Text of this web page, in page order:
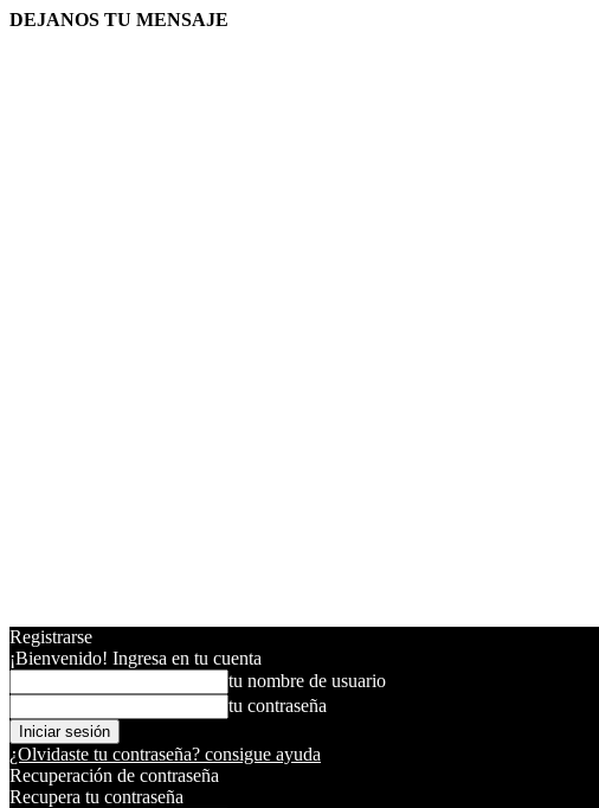
DEJANOS TU MENSAJE
Registrarse
¡Bienvenido! Ingresa en tu cuenta
tu nombre de usuario
tu contraseña
¿Olvidaste tu contraseña? consigue ayuda
Recuperación de contraseña
Recupera tu contraseña